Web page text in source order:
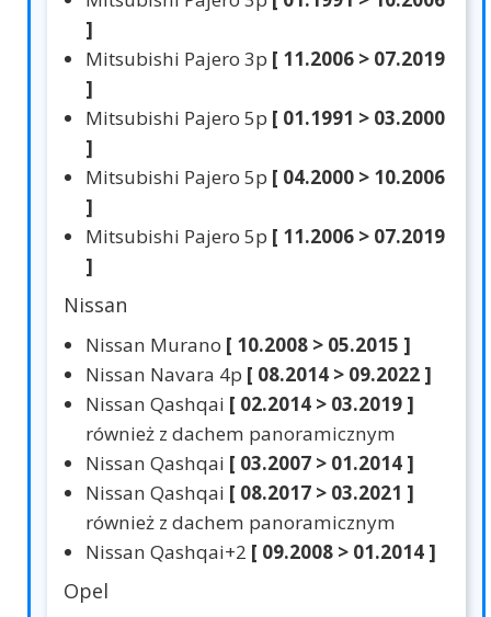
]
Mitsubishi Pajero 3p [ 11.2006 > 07.2019
]
Mitsubishi Pajero 5p [ 01.1991 > 03.2000
]
Mitsubishi Pajero 5p [ 04.2000 > 10.2006
]
Mitsubishi Pajero 5p [ 11.2006 > 07.2019
]
Nissan
Nissan Murano [ 10.2008 > 05.2015 ]
Nissan Navara 4p [ 08.2014 > 09.2022 ]
Nissan Qashqai [ 02.2014 > 03.2019 ]
również z dachem panoramicznym
Nissan Qashqai [ 03.2007 > 01.2014 ]
Nissan Qashqai [ 08.2017 > 03.2021 ]
również z dachem panoramicznym
Nissan Qashqai+2 [ 09.2008 > 01.2014 ]
Opel